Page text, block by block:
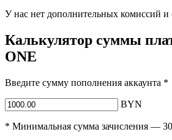
У нас нет дополнительных комиссий
Калькулятор суммы
ONE
Введите сумму пополнения аккаунта *
BYN
* Минимальная сумма зачисления —